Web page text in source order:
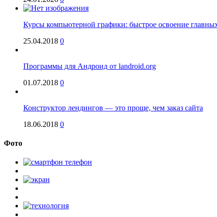
Курсы компьютерной графики: быстрое освоение
25.04.2018 0
Программы для Андроид от landroid.org
01.07.2018 0
Конструктор лендингов — это проще, чем заказ сайта
18.06.2018 0
Фото